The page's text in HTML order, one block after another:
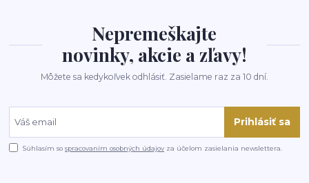
Nepremeškajte
novinky, akcie a zľavy!
Môžete sa kedykoľvek odhlásiť. Zasielame raz za 10 dní.
Prihlásiť sa
Súhlasím sospracovaním osobných údajov za účelom zasielania newslettera.